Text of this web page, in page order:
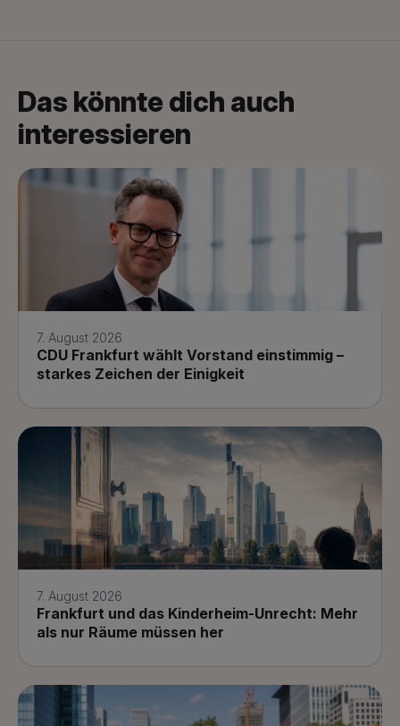
Das könnte dich auch
interessieren
7. August 2026
CDU Frankfurt wählt Vorstand einstimmig –
starkes Zeichen der Einigkeit
7. August 2026
Frankfurt und das Kinderheim-Unrecht: Mehr
als nur Räume müssen her